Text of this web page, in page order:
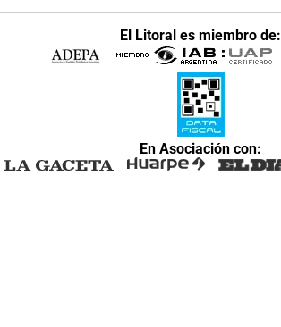
El Litoral es miembro de:
En Asociación con: